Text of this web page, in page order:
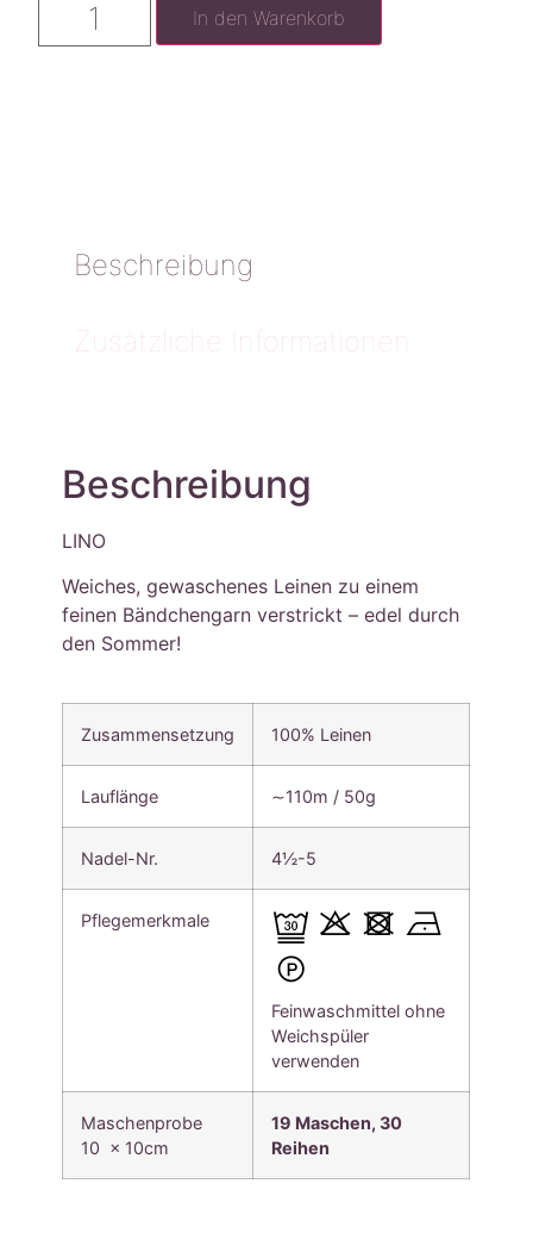
In den Warenkorb
Beschreibung
Zusätzliche Informationen
Beschreibung
LINO
Weiches, gewaschenes Leinen zu einem
feinen Bändchengarn verstrickt – edel durch
den Sommer!
Zusammensetzung 100% Leinen
Lauflänge ∼110m / 50g
Nadel-Nr. 4½-5
Pflegemerkmale
Feinwaschmittel ohne
Weichspüler
verwenden
Maschenprobe
10 x 10cm
19 Maschen, 30
Reihen